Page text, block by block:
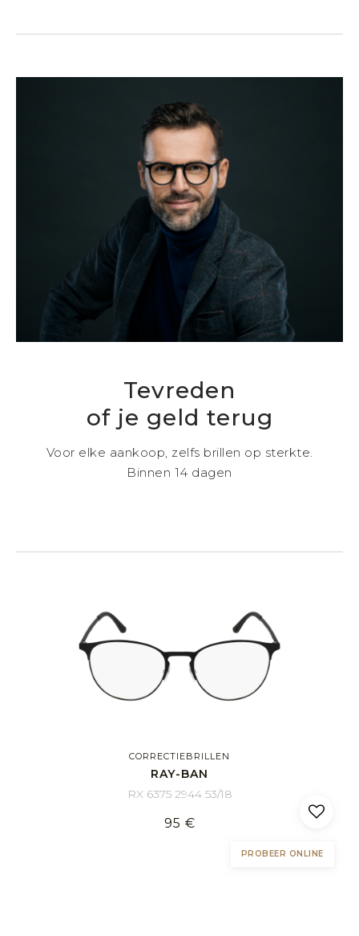
Tevreden
of je geld terug
Voor elke aankoop, zelfs brillen op sterkte.
Binnen 14 dagen
CORRECTIEBRILLEN
RAY-BAN
RX 6375 2944 53/18
95 €
PROBEER ONLINE